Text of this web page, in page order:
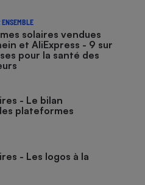
ENSEMBLE
solaires vendues
et AliExpress - 9 sur
pour la santé des
- Le bilan
plateformes
- Les logos à la